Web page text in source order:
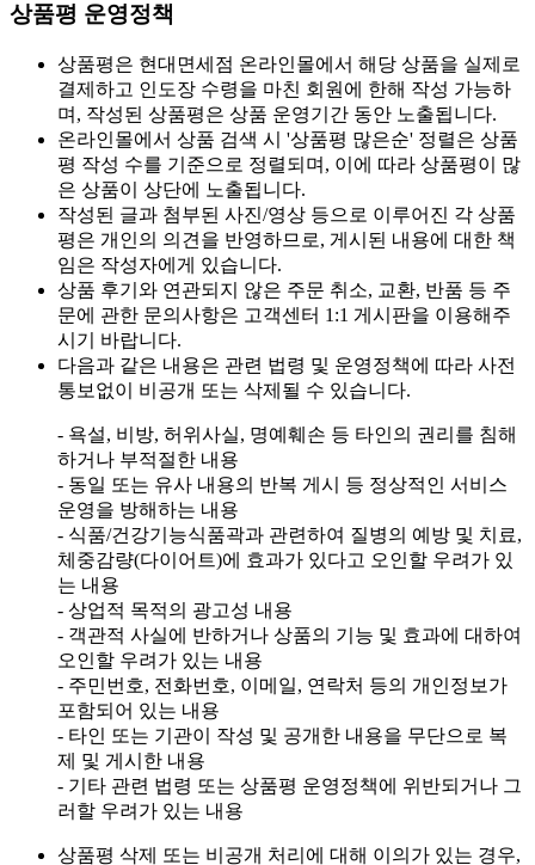
상품평 운영정책
상품평은 현대면세점 온라인몰에서 해당 상품을 실제로
결제하고 인도장 수령을 마친 회원에 한해 작성 가능하
며, 작성된 상품평은 상품 운영기간 동안 노출됩니다.
온라인몰에서 상품 검색 시 '상품평 많은순' 정렬은 상품
평 작성 수를 기준으로 정렬되며, 이에 따라 상품평이 많
은 상품이 상단에 노출됩니다.
작성된 글과 첨부된 사진/영상 등으로 이루어진 각 상품
평은 개인의 의견을 반영하므로, 게시된 내용에 대한 책
임은 작성자에게 있습니다.
상품 후기와 연관되지 않은 주문 취소, 교환, 반품 등 주
문에 관한 문의사항은 고객센터 1:1 게시판을 이용해주
시기 바랍니다.
다음과 같은 내용은 관련 법령 및 운영정책에 따라 사전
통보없이 비공개 또는 삭제될 수 있습니다.
- 욕설, 비방, 허위사실, 명예훼손 등 타인의 권리를 침해
하거나 부적절한 내용
- 동일 또는 유사 내용의 반복 게시 등 정상적인 서비스
운영을 방해하는 내용
- 식품/건강기능식품곽과 관련하여 질병의 예방 및 치료,
체중감량(다이어트)에 효과가 있다고 오인할 우려가 있
는 내용
- 상업적 목적의 광고성 내용
- 객관적 사실에 반하거나 상품의 기능 및 효과에 대하여
오인할 우려가 있는 내용
- 주민번호, 전화번호, 이메일, 연락처 등의 개인정보가
포함되어 있는 내용
- 타인 또는 기관이 작성 및 공개한 내용을 무단으로 복
제 및 게시한 내용
- 기타 관련 법령 또는 상품평 운영정책에 위반되거나 그
러할 우려가 있는 내용
상품평 삭제 또는 비공개 처리에 대해 이의가 있는 경우,